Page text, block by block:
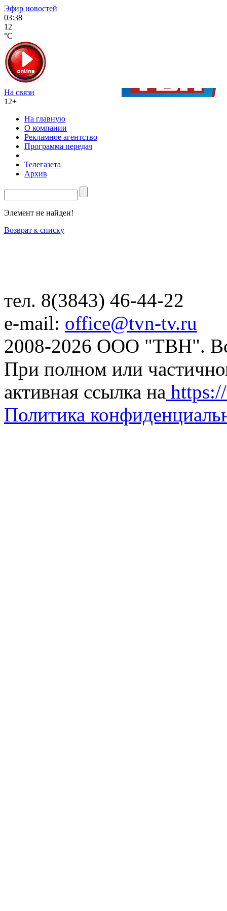
Эфир новостей
03:38
12
°C
На связи
12+
На главную
О компании
Рекламное агентство
Программа передач
Телегазета
Архив
Элемент не найден!
Возврат к списку
тел. 8(3843) 46-44-22
e-mail: office@tvn-tv.ru
2008-2026 ООО "ТВН".
При полном или
активная ссылка на
Политика